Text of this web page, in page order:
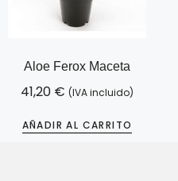
Aloe Ferox Maceta
41,20 € (IVA incluido)
AÑADIR AL CARRITO